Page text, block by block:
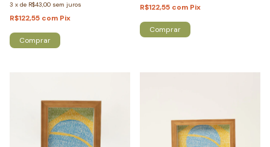
3 x de R$43,00 sem juros
R$122,55 com Pix
Comprar
R$122,55 com Pix
Comprar